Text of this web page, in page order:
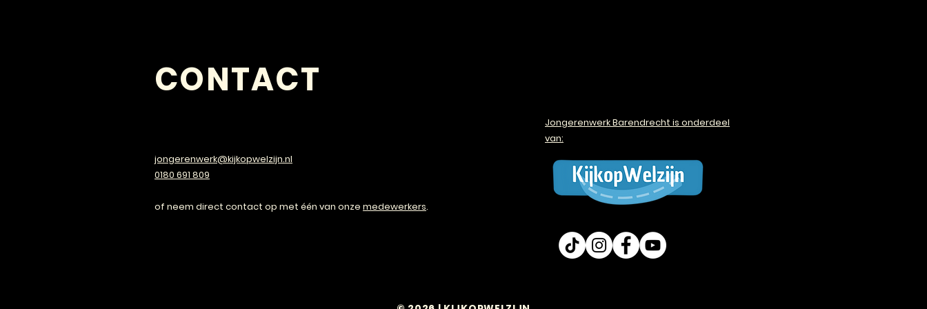
jongerenwerk@kijkopwelzijn.nl
0180 691 809
of neem direct contact op met één van onze medewerkers.
Jongerenwerk Barendrecht is onderdeel
van:
CONTACT